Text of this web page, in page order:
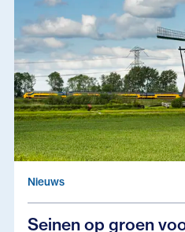
Nieuws
Seinen op groen